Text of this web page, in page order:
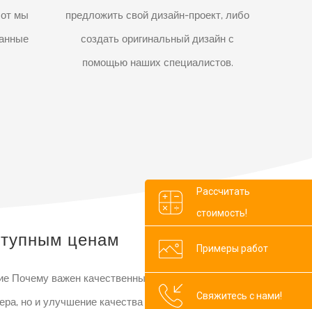
мы
предложить свой дизайн-проект, либо
создать оригинальный дизайн с
помощью наших специалистов.
ценам
важен качественный ремонт квартиры?
но и улучшение качества жизни. От того,
Рассчитать
стоимость!
Примеры работ
Свяжитесь с нами!